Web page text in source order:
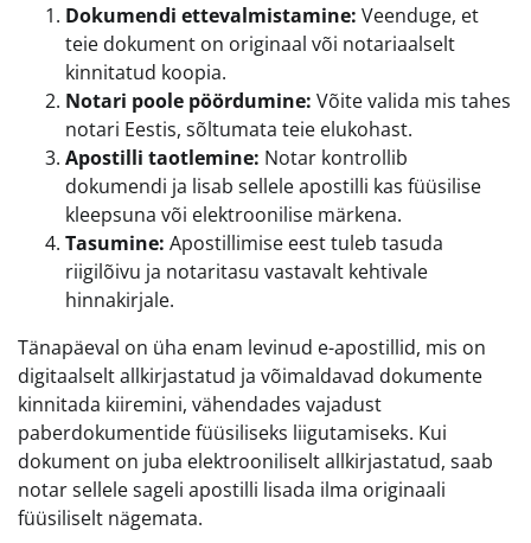
Dokumendi ettevalmistamine: Veenduge, et
teie dokument on originaal või notariaalselt
kinnitatud koopia.
Notari poole pöördumine: Võite valida mis tahes
notari Eestis, sõltumata teie elukohast.
Apostilli taotlemine: Notar kontrollib
dokumendi ja lisab sellele apostilli kas füüsilise
kleepsuna või elektroonilise märkena.
Tasumine: Apostillimise eest tuleb tasuda
riigilõivu ja notaritasu vastavalt kehtivale
hinnakirjale.
Tänapäeval on üha enam levinud e-apostillid, mis on
digitaalselt allkirjastatud ja võimaldavad dokumente
kinnitada kiiremini, vähendades vajadust
paberdokumentide füüsiliseks liigutamiseks. Kui
dokument on juba elektrooniliselt allkirjastatud, saab
notar sellele sageli apostilli lisada ilma originaali
füüsiliselt nägemata.